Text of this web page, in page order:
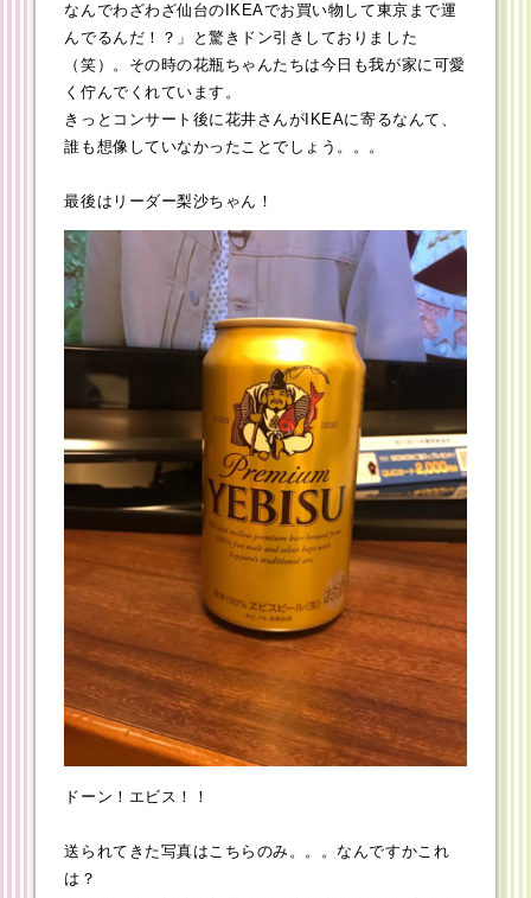
なんでわざわざ仙台のIKEAでお買い物して東京まで運
んでるんだ！？」と驚きドン引きしておりました
（笑）。その時の花瓶ちゃんたちは今日も我が家に可愛
く佇んでくれています。
きっとコンサート後に花井さんがIKEAに寄るなんて、
誰も想像していなかったことでしょう。。。
最後はリーダー梨沙ちゃん！
ドーン！エビス！！
送られてきた写真はこちらのみ。。。なんですかこれ
は？